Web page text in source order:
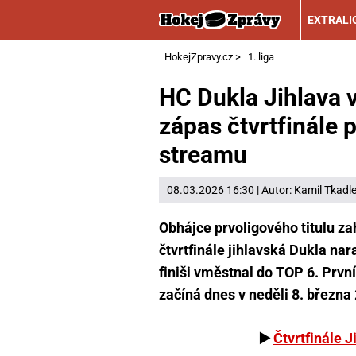
HokejZpravy.cz > 1. liga
HC Dukla Jihlava
zápas čtvrtfinále
streamu
08.03.2026 16:30 | Autor: Kamil
Obhájce prvoligového titulu
čtvrtfinále jihlavská Dukla
finiši vměstnal do TOP 6.
začíná dnes v neděli 8. března
▶️Čtvrtfinále